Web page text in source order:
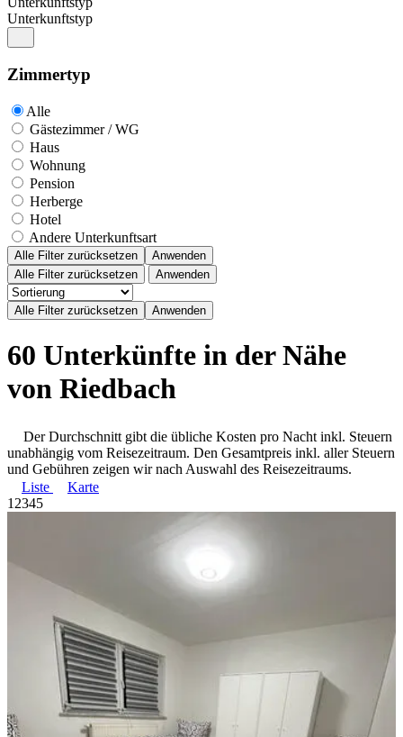
Unterkunftstyp
Zimmertyp
Alle
Gästezimmer / WG
Haus
Wohnung
Pension
Herberge
Hotel
Andere Unterkunftsart
Alle Filter zurücksetzen
Anwenden
Alle Filter zurücksetzen
Anwenden
60 Unterkünfte in der Nähe
von Riedbach
Der Durchschnitt gibt die übliche Kosten pro Nacht inkl. Steuern
unabhängig vom Reisezeitraum. Den Gesamtpreis inkl. aller Steuern
und Gebühren zeigen wir nach Auswahl des Reisezeitraums.
Liste
Karte
1 2345